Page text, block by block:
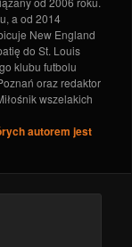
a od 2014
New England
do St. Louis
klubu futbolu
oraz redaktor
wszelakich
autorem jest